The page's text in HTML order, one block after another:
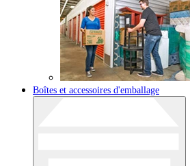
Boîtes et accessoires d'emballage